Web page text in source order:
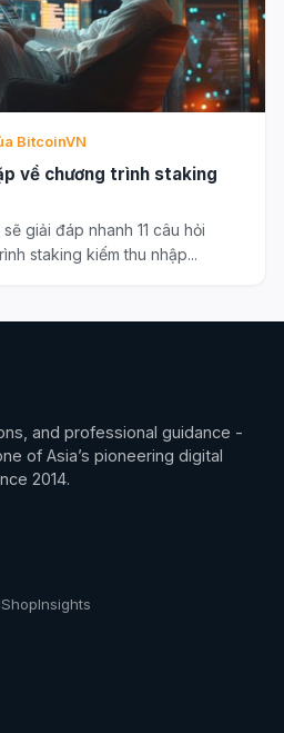
BitcoinVN
về chương trình staking
giải đáp nhanh 11 câu hỏi
staking kiếm thu nhập...
and professional guidance -
of Asia’s pioneering digital
2014.
ShopInsights